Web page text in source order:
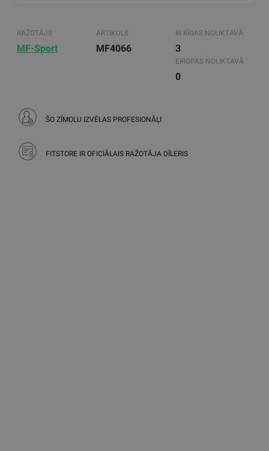
RAŽOTĀJS
MF-Sport
ARTIKULS
MF4066
IR RĪGAS NOLIKTAVĀ:
3
EIROPAS NOLIKTAVĀ
0
ŠO ZĪMOLU IZVĒLAS PROFESIONĀĻI
FITSTORE IR OFICIĀLAIS RAŽOTĀJA DĪLERIS